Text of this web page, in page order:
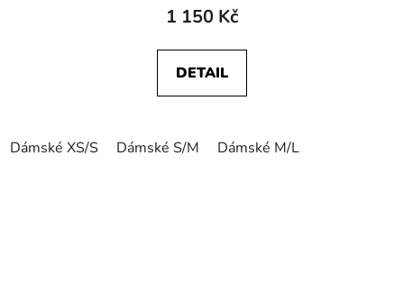
1 150 Kč
DETAIL
Dámské XS/S Dámské S/M Dámské M/L